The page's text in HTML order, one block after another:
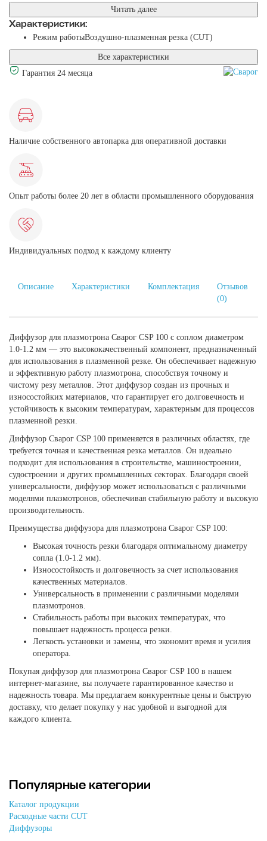
Читать далее
Характеристики:
Режим работыВоздушно-плазменная резка (CUT)
Все характеристики
Гарантия 24 месяца
Наличие собственного автопарка для оперативной доставки
Опыт работы более 20 лет в области промышленного оборудования
Индивидуальных подход к каждому клиенту
Описание Характеристики Комплектация
Отзывов
(0)
Диффузор для плазмотрона Сварог CSP 100 с соплом диаметром
1.0-1.2 мм — это высококачественный компонент, предназначенный
для использования в плазменной резке. Он обеспечивает надежную
и эффективную работу плазмотрона, способствуя точному и
чистому резу металлов. Этот диффузор создан из прочных и
износостойких материалов, что гарантирует его долговечность и
устойчивость к высоким температурам, характерным для процессов
плазменной резки.
Диффузор Сварог CSP 100 применяется в различных областях, где
требуется точная и качественная резка металлов. Он идеально
подходит для использования в строительстве, машиностроении,
судостроении и других промышленных секторах. Благодаря своей
универсальности, диффузор может использоваться с различными
моделями плазмотронов, обеспечивая стабильную работу и высокую
производительность.
Преимущества диффузора для плазмотрона Сварог CSP 100:
Высокая точность резки благодаря оптимальному диаметру
сопла (1.0-1.2 мм).
Износостойкость и долговечность за счет использования
качественных материалов.
Универсальность в применении с различными моделями
плазмотронов.
Стабильность работы при высоких температурах, что
повышает надежность процесса резки.
Легкость установки и замены, что экономит время и усилия
оператора.
Покупая диффузор для плазмотрона Сварог CSP 100 в нашем
интернет-магазине, вы получаете гарантированное качество и
надежность товара. Мы предлагаем конкурентные цены и быструю
доставку, что делает покупку у нас удобной и выгодной для
каждого клиента.
Популярные категории
Каталог продукции
Расходные части CUT
Диффузоры